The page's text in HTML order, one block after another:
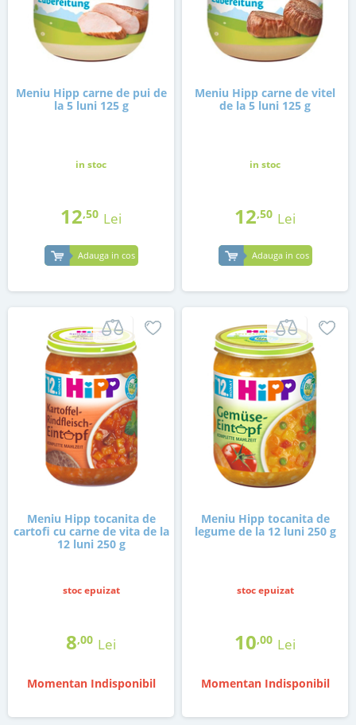
Meniu Hipp carne de pui de
la 5 luni 125 g
in stoc
12,50 Lei
Adauga in cos
Meniu Hipp carne de vitel
de la 5 luni 125 g
in stoc
12,50 Lei
Adauga in cos
Meniu Hipp tocanita de
cartofi cu carne de vita de la
12 luni 250 g
stoc epuizat
8,00 Lei
Momentan Indisponibil
Meniu Hipp tocanita de
legume de la 12 luni 250 g
stoc epuizat
10,00 Lei
Momentan Indisponibil